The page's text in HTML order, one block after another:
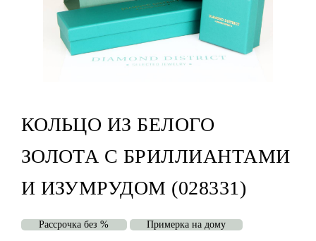
КОЛЬЦО ИЗ БЕЛОГО
ЗОЛОТА С БРИЛЛИАНТАМИ
И ИЗУМРУДОМ (028331)
Рассрочка без % Примерка на дому